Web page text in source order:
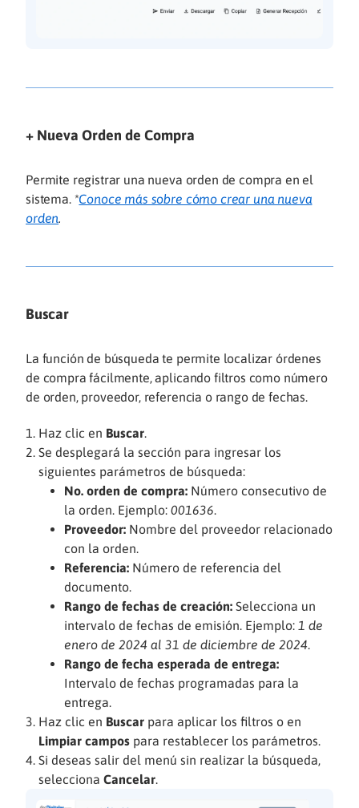
+ Nueva Orden de Compra
Permite registrar una nueva orden de compra en el
sistema. *Conoce más sobre cómo crear una nueva
orden.
Buscar
La función de búsqueda te permite localizar órdenes
de compra fácilmente, aplicando filtros como número
de orden, proveedor, referencia o rango de fechas.
Haz clic en Buscar.
Se desplegará la sección para ingresar los
siguientes parámetros de búsqueda:
No. orden de compra: Número consecutivo de
la orden. Ejemplo: 001636.
Proveedor: Nombre del proveedor relacionado
con la orden.
Referencia: Número de referencia del
documento.
Rango de fechas de creación: Selecciona un
intervalo de fechas de emisión. Ejemplo: 1 de
enero de 2024 al 31 de diciembre de 2024.
Rango de fecha esperada de entrega:
Intervalo de fechas programadas para la
entrega.
Haz clic en Buscar para aplicar los filtros o en
Limpiar campos para restablecer los parámetros.
Si deseas salir del menú sin realizar la búsqueda,
selecciona Cancelar.